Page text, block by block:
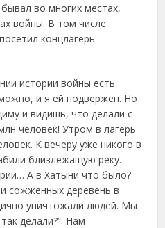
во многих местах,
войны. В том числе
концлагерь
истории войны есть
и я ей подвержен. Но
и видишь, что делали с
человек! Утром в лагерь
К вечеру уже никого в
близлежащую реку.
А в Хатыни что было?
сожженных деревень в
уничтожали людей. Мы
делали?”. Нам